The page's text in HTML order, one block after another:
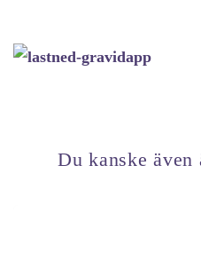
Du kanske även